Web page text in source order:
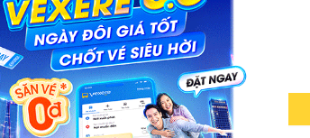
Thông tin chi tiết